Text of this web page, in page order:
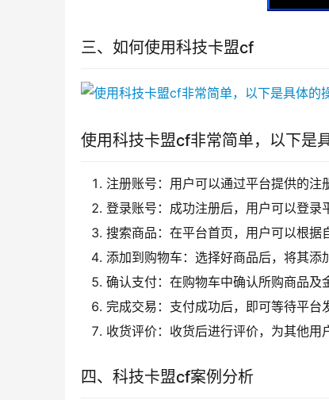
三、如何使用科技卡盟cf
使用科技卡盟cf非常简单，以下是
注册账号：用户可以通过平台提供的注
登录账号：成功注册后，用户可以登录
搜索商品：在平台首页，用户可以根据
添加到购物车：选择好商品后，将其添
确认支付：在购物车中确认所购商品及
完成交易：支付成功后，即可等待平台
收货评价：收货后进行评价，为其他用
四、科技卡盟cf案例分析